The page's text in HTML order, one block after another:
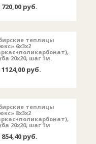
руб.
теплицы
6х3х2
20х20, шаг 1м.
руб.
теплицы
8х3х2
20х20, шаг 1м
руб.